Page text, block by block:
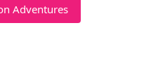
Adventures